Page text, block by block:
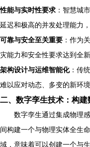
性能与实时性要求 ：智慧城
延迟和极高的并发处理能力
可靠与安全至关重要 ：作为
灾能力和安全性要求达到全新
架构设计与运维智能化：传
难以应对动态、多变的新环
二、数字孪生技术：构建
数字孪生通过集成物理
间构建一个与物理实体全生
域，意味着可以创建一个与